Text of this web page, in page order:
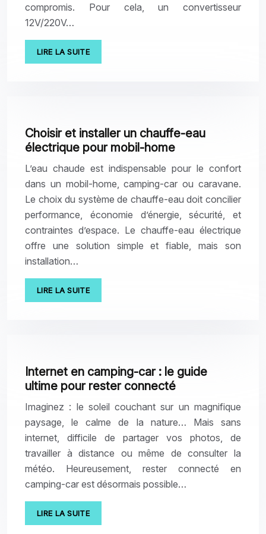
compromis. Pour cela, un convertisseur
12V/220V…
LIRE LA SUITE
Choisir et installer un chauffe-eau
électrique pour mobil-home
L’eau chaude est indispensable pour le confort
dans un mobil-home, camping-car ou caravane.
Le choix du système de chauffe-eau doit concilier
performance, économie d’énergie, sécurité, et
contraintes d’espace. Le chauffe-eau électrique
offre une solution simple et fiable, mais son
installation…
LIRE LA SUITE
Internet en camping-car : le guide
ultime pour rester connecté
Imaginez : le soleil couchant sur un magnifique
paysage, le calme de la nature… Mais sans
internet, difficile de partager vos photos, de
travailler à distance ou même de consulter la
météo. Heureusement, rester connecté en
camping-car est désormais possible…
LIRE LA SUITE